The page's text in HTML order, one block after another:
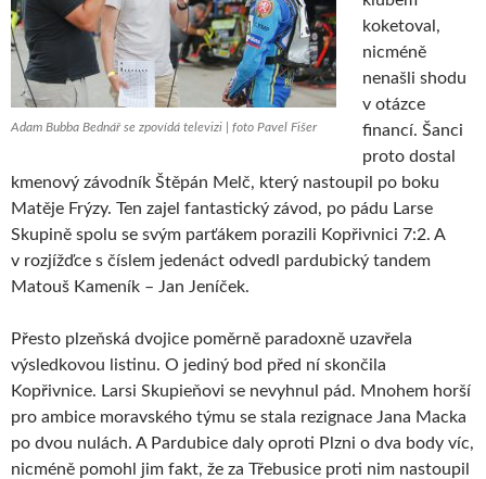
Adam Bubba Bednář se zpovídá televizi | foto Pavel Fišer
koketoval,
nicméně
nenašli shodu
v otázce
financí. Šanci
proto dostal
kmenový závodník Štěpán Melč, který nastoupil po boku
Matěje Frýzy. Ten zajel fantastický závod, po pádu Larse
Skupině spolu se svým parťákem porazili Kopřivnici 7:2. A
v rozjížďce s číslem jedenáct odvedl pardubický tandem
Matouš Kameník – Jan Jeníček.
Přesto plzeňská dvojice poměrně paradoxně uzavřela
výsledkovou listinu. O jediný bod před ní skončila
Kopřivnice. Larsi Skupieňovi se nevyhnul pád. Mnohem horší
pro ambice moravského týmu se stala rezignace Jana Macka
po dvou nulách. A Pardubice daly oproti Plzni o dva body víc,
nicméně pomohl jim fakt, že za Třebusice proti nim nastoupil